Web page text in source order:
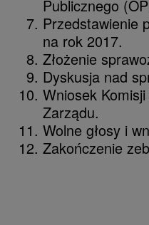
Publicznego
Przedstawienie
na rok 2017.
Złożenie
Dyskusja nad
Wniosek
Zarządu.
Wolne głosy i
Zakończenie
W